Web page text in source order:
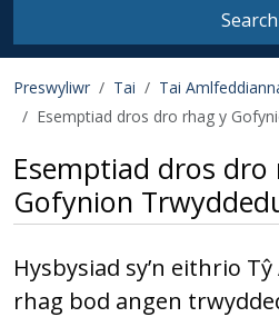
Search
Preswyliwr Tai Tai
Esemptiad dros dro rhag y
Esemptiad dros dro
Gofynion
Hysbysiad sy’n eithrio
rhag bod angen